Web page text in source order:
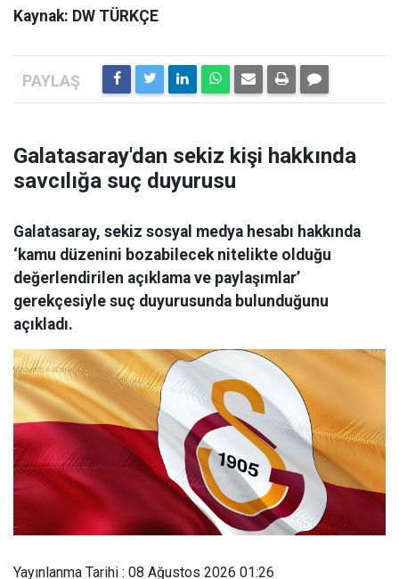
Kaynak: DW TÜRKÇE
Galatasaray'dan sekiz kişi hakkında
savcılığa suç duyurusu
Galatasaray, sekiz sosyal medya hesabı hakkında
‘kamu düzenini bozabilecek nitelikte olduğu
değerlendirilen açıklama ve paylaşımlar’
gerekçesiyle suç duyurusunda bulunduğunu
açıkladı.
Yayınlanma Tarihi : 08 Ağustos 2026 01:26